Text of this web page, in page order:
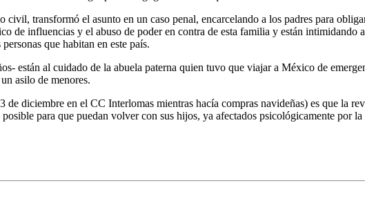
transformó el asunto en un caso penal, encarcelando a los padres para
de influencias y el abuso de poder en contra de esta familia y están
que habitan en este país.
están al cuidado de la abuela paterna quien tuvo que viajar a México de
asilo de menores.
diciembre en el CC Interlomas mientras hacía compras navideñas) es que la
para que puedan volver con sus hijos, ya afectados psicológicamente por la